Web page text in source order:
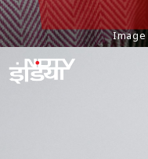
Image